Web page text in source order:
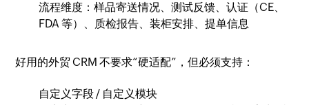
流程维度：样品寄送情况、测试反馈、认证（CE、
FDA 等）、质检报告、装柜安排、提单信息
好用的外贸 CRM 不要求“硬适配”，但必须支持：
自定义字段 / 自定义模块